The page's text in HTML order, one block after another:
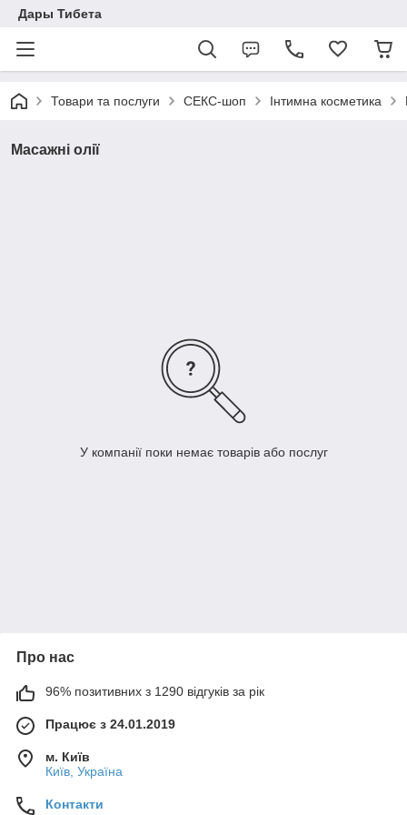
Дары Тибета
Товари та послуги СЕКС-шоп Інтимна косметика
Масажні олії
У компанії поки немає товарів або послуг
Про нас
96% позитивних з 1290 відгуків за рік
Працює з 24.01.2019
м. Київ
Київ, Україна
Контакти